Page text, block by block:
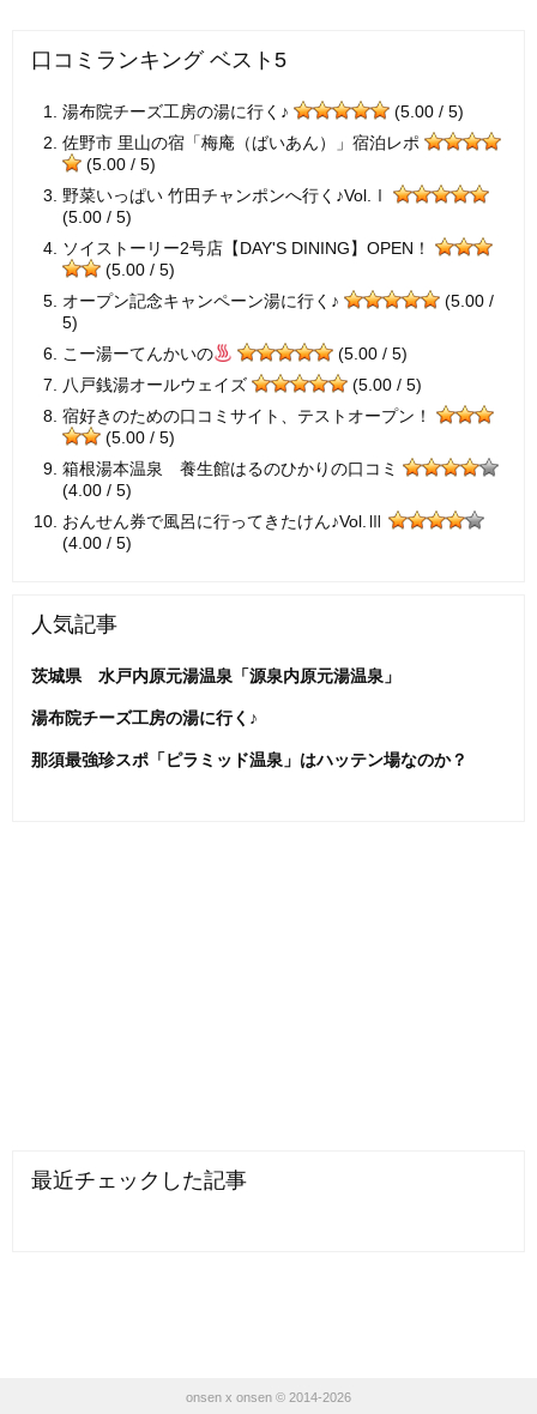
口コミランキング ベスト5
湯布院チーズ工房の湯に行く♪
(5.00 / 5)
佐野市 里山の宿「梅庵（ばいあん）」宿泊レポ
(5.00 / 5)
野菜いっぱい 竹田チャンポンへ行く♪Vol.Ⅰ
(5.00 / 5)
ソイストーリー2号店【DAY'S DINING】OPEN！
(5.00 / 5)
オープン記念キャンペーン湯に行く♪
(5.00 /
5)
こー湯ーてんかいの
(5.00 / 5)
八戸銭湯オールウェイズ
(5.00 / 5)
宿好きのための口コミサイト、テストオープン！
(5.00 / 5)
箱根湯本温泉 養生館はるのひかりの口コミ
(4.00 / 5)
おんせん券で風呂に行ってきたけん♪Vol.Ⅲ
(4.00 / 5)
人気記事
茨城県 水戸内原元湯温泉「源泉内原元湯温泉」
湯布院チーズ工房の湯に行く♪
那須最強珍スポ「ピラミッド温泉」はハッテン場なのか？
最近チェックした記事
onsen x onsen © 2014-2026